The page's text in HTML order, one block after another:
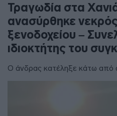
Τραγωδία στα
ανασύρθηκε
ξενοδοχείου –
ιδιοκτήτης του
Ο άνδρας κατέληξε κάτω από